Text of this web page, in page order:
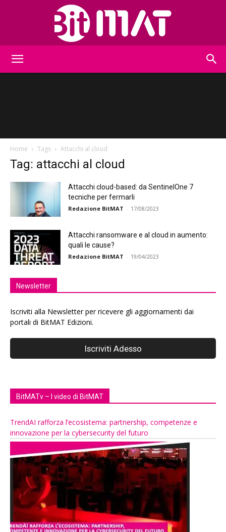
Home Tags Attacchi al cloud
Tag: attacchi al cloud
Attacchi cloud-based: da SentinelOne 7
tecniche per fermarli
Redazione BitMAT - 17/08/2023
Attacchi ransomware e al cloud in aumento:
quali le cause?
Redazione BitMAT - 19/04/2023
Newsletter
Iscriviti alla Newsletter per ricevere gli aggiornamenti dai
portali di BitMAT Edizioni.
BitMATv – I video di BitMAT
TrendAI rafforza l’ecosistema: partnership, competenze e
innovazione per la cybersecurity del futuro